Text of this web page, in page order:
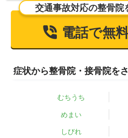
交通事故対応の整骨院
電話で無
症状から整骨院・接骨院を
むちうち
めまい
しびれ